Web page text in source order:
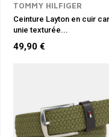
TOMMY HILFIGER
Ceinture Layton en cuir
unie texturée...
49,90 €